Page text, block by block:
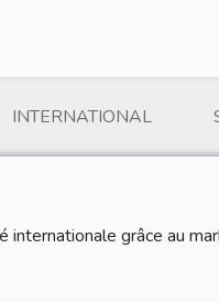
INTERNATIONAL
internationale grâce au